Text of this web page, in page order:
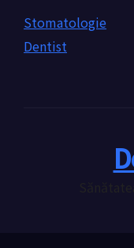
Stomatologie
Dentist